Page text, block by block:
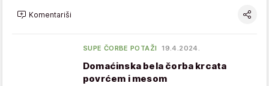
Komentariši
SUPE ČORBE POTAŽI 19.4.2024.
Domaćinska bela čorba krcata
povrćem i mesom